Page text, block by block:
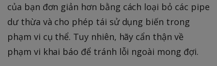
của bạn đơn giản hơn bằng cách loại bỏ các pipe
dư thừa và cho phép tái sử dụng biến trong
phạm vi cụ thể. Tuy nhiên, hãy cẩn thận về
phạm vi khai báo để tránh lỗi ngoài mong đợi.